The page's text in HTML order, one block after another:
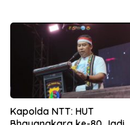
Kapolda NTT: HUT